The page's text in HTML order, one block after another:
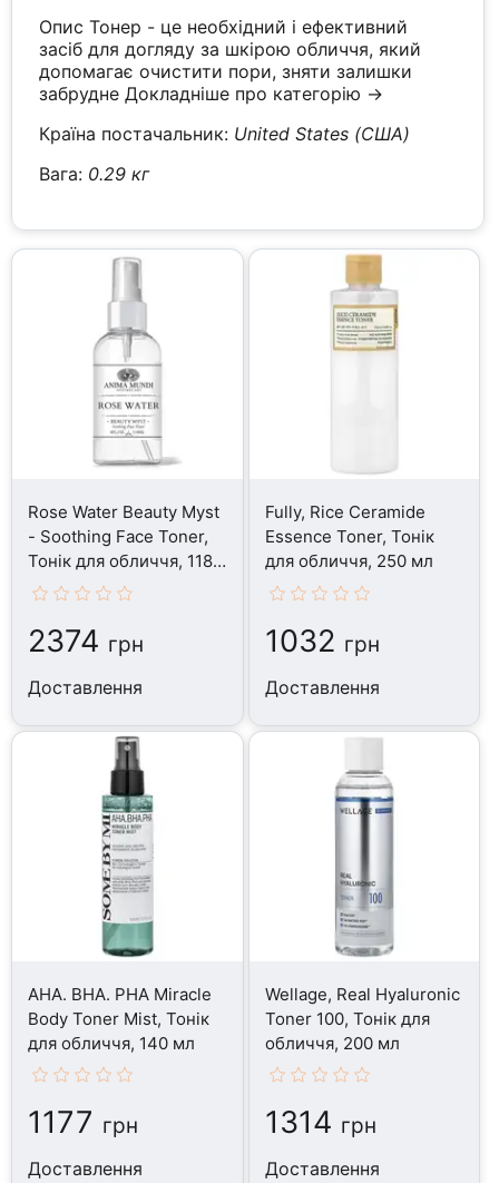
Опис Тонер - це необхідний і ефективний
засіб для догляду за шкірою обличчя, який
допомагає очистити пори, зняти залишки
забруднеДокладніше про категорію →
Країна постачальник: United States (США)
Вага: 0.29 кг
Rose Water Beauty Myst
- Soothing Face Toner,
Тонік для обличчя, 118
мл
2374 грн
Доставлення
Fully, Rice Ceramide
Essence Toner, Тонік
для обличчя, 250 мл
1032 грн
Доставлення
AHA. BHA. PHA Miracle
Body Toner Mist, Тонік
для обличчя, 140 мл
1177 грн
Доставлення
Wellage, Real Hyaluronic
Toner 100, Тонік для
обличчя, 200 мл
1314 грн
Доставлення